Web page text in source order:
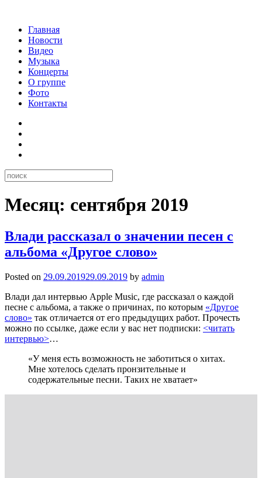
Главная
Новости
Видео
Музыка
Концерты
О группе
Фото
Контакты
Месяц: сентября 2019
Влади рассказал о значении песен с
альбома «Другое слово»
Posted on 29.09.201929.09.2019 by admin
Влади дал интервью Apple Music, где рассказал о каждой
песне с альбома, а также о причинах, по которым «Другое
слово» так отличается от его предыдущих работ. Прочесть
можно по ссылке, даже если у вас нет подписки: <читать
интервью>…
«У меня есть возможность не заботиться о хитах.
Мне хотелось сделать пронзительные и
содержательные песни. Таких не хватает»